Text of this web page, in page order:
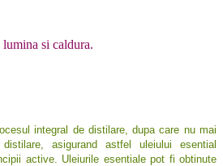
lumina si caldura.
integral de distilare, dupa care nu mai
asigurand astfel uleiului esential
active. Uleiurile esentiale pot fi obtinute